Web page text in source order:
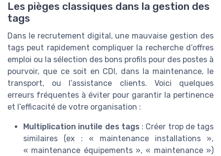
Les pièges classiques dans la gestion des
tags
Dans le recrutement digital, une mauvaise gestion des
tags peut rapidement compliquer la recherche d’offres
emploi ou la sélection des bons profils pour des postes à
pourvoir, que ce soit en CDI, dans la maintenance, le
transport, ou l’assistance clients. Voici quelques
erreurs fréquentes à éviter pour garantir la pertinence
et l’efficacité de votre organisation :
Multiplication inutile des tags : Créer trop de tags
similaires (ex : « maintenance installations »,
« maintenance équipements », « maintenance »)